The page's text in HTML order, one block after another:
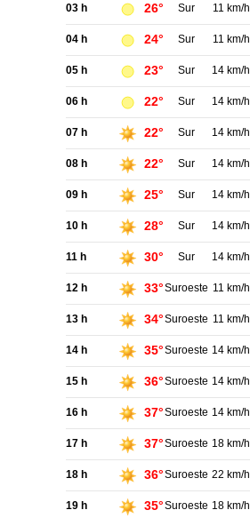
03 h 26° Sur 11 km/h
04 h 24° Sur 11 km/h
05 h 23° Sur 14 km/h
06 h 22° Sur 14 km/h
07 h 22° Sur 14 km/h
08 h 22° Sur 14 km/h
09 h 25° Sur 14 km/h
10 h 28° Sur 14 km/h
11 h 30° Sur 14 km/h
12 h 33°Suroeste 11 km/h
13 h 34°Suroeste 11 km/h
14 h 35°Suroeste 14 km/h
15 h 36°Suroeste 14 km/h
16 h 37°Suroeste 14 km/h
17 h 37°Suroeste 18 km/h
18 h 36°Suroeste 22 km/h
19 h 35°Suroeste 18 km/h